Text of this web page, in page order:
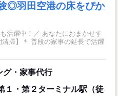
◎羽田空港の床をぴか
活躍中！／ あなたにおまかせす
掃】＊ 普段の家事の延長で活躍
グ・家事代行
１・第２ターミナル駅（徒